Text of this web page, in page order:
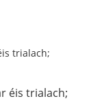
éis trialach;